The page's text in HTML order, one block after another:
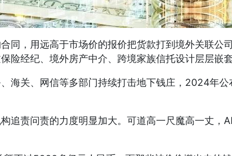
同，用远高于市场价的报价把货款打到境外关联公
险经纪、境外房产中介、跨境家族信托设计层层嵌
海关、网信等多部门持续打击地下钱庄，2024年
追责问责的力度明显加大。可道高一尺魔高一丈，